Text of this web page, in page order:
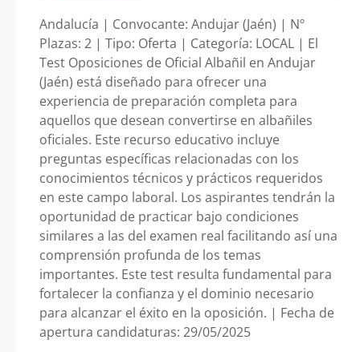
Andalucía | Convocante: Andujar (Jaén) | Nº
Plazas: 2 | Tipo: Oferta | Categoría: LOCAL | El
Test Oposiciones de Oficial Albañil en Andujar
(Jaén) está diseñado para ofrecer una
experiencia de preparación completa para
aquellos que desean convertirse en albañiles
oficiales. Este recurso educativo incluye
preguntas específicas relacionadas con los
conocimientos técnicos y prácticos requeridos
en este campo laboral. Los aspirantes tendrán la
oportunidad de practicar bajo condiciones
similares a las del examen real facilitando así una
comprensión profunda de los temas
importantes. Este test resulta fundamental para
fortalecer la confianza y el dominio necesario
para alcanzar el éxito en la oposición. | Fecha de
apertura candidaturas: 29/05/2025